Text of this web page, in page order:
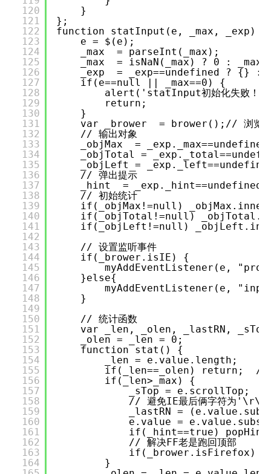
120
121
122
123
124
125
126
127
128
129
130
131
132
133
134
135
136
137
138
139
140
141
142
143
144
145
146
147
148
149
150
151
152
153
154
155
156
157
158
159
160
161
162
163
164
}
};
function statInput(e, _max, _exp) {
e = $(e);
_max = parseInt(_max);
_max = isNaN(_max) ? 0 : _max;
_exp = _exp==undefined ? {} :
if(e==null || _max==0) {
alert('statInput初始化失败！
return;
}
var _brower = brower();// 浏览
// 输出对象
_objMax =
_objTotal =
_objLeft =
// 弹出提示
_hint =
// 初始统计
if(_objMax!=null)
if(_objTotal!=null)
if(_objLeft!=null)
// 设置监听事件
if(_brower.isIE) {
myAddEventListener(e,
}else{
myAddEventListener(e,
}
// 统计函数
var _len, _olen, _lastRN,
_olen = _len = 0;
function stat() {
_len = e.value.length;
if(_len==_olen) return; // 防
if(_len>_max) {
_sTop = e.scrollTop;
// 避免IE最后俩字符为
_lastRN =
e.value =
if(_hint==true)
// 解决FF老是跑回顶部
if(_brower.isFirefox)
}